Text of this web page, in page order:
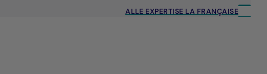
ALLE EXPERTISE LA FRANÇAISE